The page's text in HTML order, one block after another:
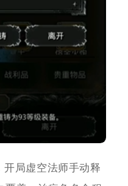
局虚空法师手动释